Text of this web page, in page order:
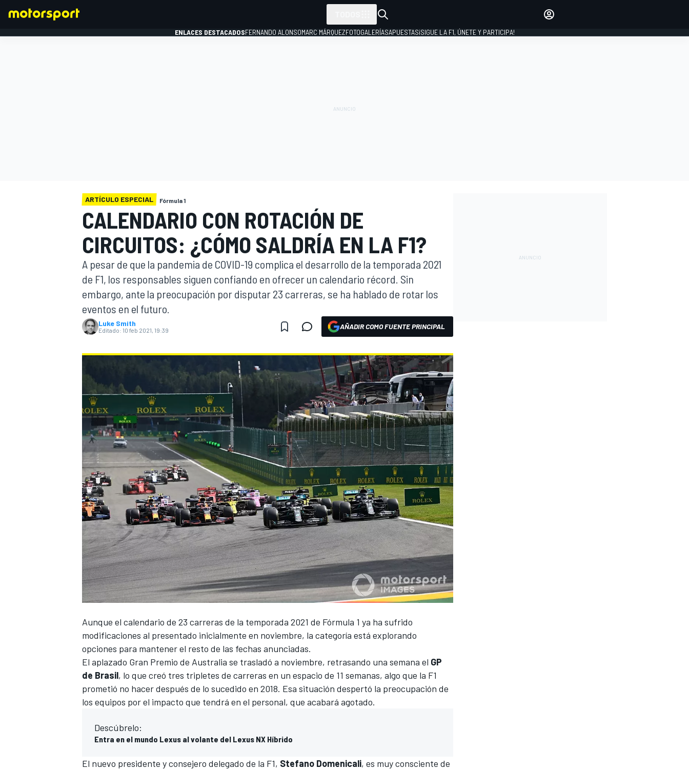
WRC
WEC FÓRMULA E
ENLACES DESTACADOSFERNANDO ALONSOMARC MÁRQUEZFOTOGALERÍASAPUESTAS¡SIGUE LA F1, ÚNETE Y PARTICIPA!
ARTÍCULO ESPECIAL Fórmula 1
CALENDARIO CON ROTACIÓN DE
CIRCUITOS: ¿CÓMO SALDRÍA EN LA F1?
A pesar de que la pandemia de COVID-19 complica el desarrollo de la temporada 2021
de F1, los responsables siguen confiando en ofrecer un calendario récord. Sin
embargo, ante la preocupación por disputar 23 carreras, se ha hablado de rotar los
eventos en el futuro.
Luke Smith
Editado: 10 feb 2021, 19:39 AÑADIR COMO FUENTE PRINCIPAL
Aunque el calendario de 23 carreras de la temporada 2021 de Fórmula 1 ya ha sufrido
modificaciones al presentado inicialmente en noviembre, la categoría está explorando
opciones para mantener el resto de las fechas anunciadas.
El aplazado Gran Premio de Australia se trasladó a noviembre, retrasando una semana el GP
de Brasil, lo que creó tres tripletes de carreras en un espacio de 11 semanas, algo que la F1
prometió no hacer después de lo sucedido en 2018. Esa situación despertó la preocupación de
los equipos por el impacto que tendrá en el personal, que acabará agotado.
Descúbrelo:
Entra en el mundo Lexus al volante del Lexus NX Híbrido
El nuevo presidente y consejero delegado de la F1, Stefano Domenicali, es muy consciente de